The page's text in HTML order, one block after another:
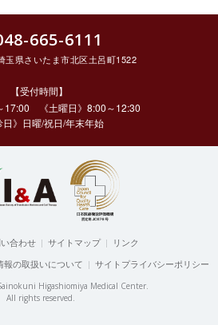
665-6111
県さいたま市北区土呂町1522
【受付時間】
17:00 《土曜日》8:00～12:30
日》日曜/祝日/年末年始
合わせ | サイトマップ| リンク
報の取扱いについて | サイトプライバシーポリシー
Higashiomiya Medical Center.
All rights reserved.